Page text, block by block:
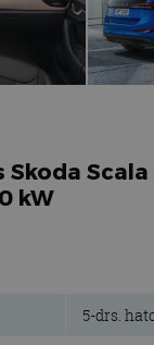
Scala
kW
5-drs.